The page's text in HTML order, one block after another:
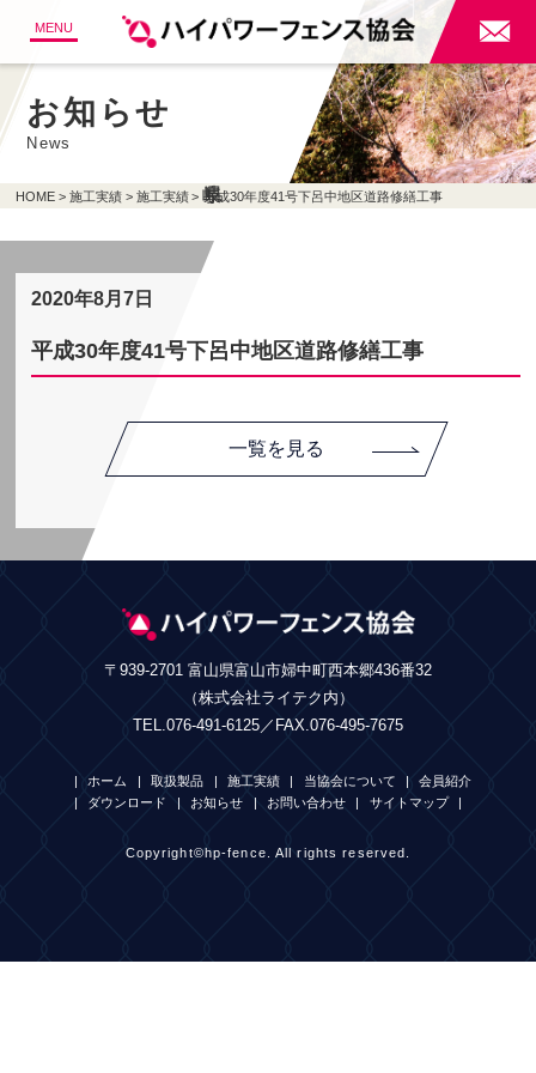
MENU 
お知らせ
News
HOME 施工実績 施工実績 平成30年度41号下呂中地区道路修繕工事
2020年8月7日
平成30年度41号下呂中地区道路修繕工事
一覧を見る
〒939-2701 富山県富山市婦中町西本郷436番32
（株式会社ライテク内）
TEL.076-491-6125／FAX.076-495-7675
ホーム 取扱製品 施工実績 当協会について
会員紹介
ダウンロード
お知らせ お問い合わせ サイトマップ
Copyright©hp-fence. All rights reserved.